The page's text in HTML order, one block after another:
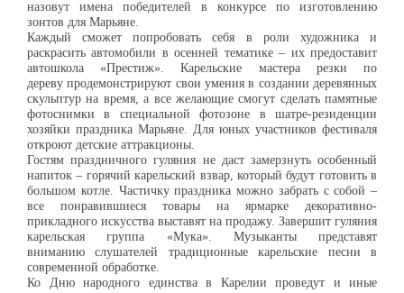
назовут имена победителей в конкурсе по изготовлению
зонтов для Марьяне.
Каждый сможет попробовать себя в роли художника и
раскрасить автомобили в осенней тематике – их предоставит
автошкола «Престиж». Карельские мастера резки по
дереву продемонстрируют свои умения в создании деревянных
скульптур на время, а все желающие смогут сделать памятные
фотоснимки в специальной фотозоне в шатре-резиденции
хозяйки праздника Марьяне. Для юных участников фестиваля
откроют детские аттракционы.
Гостям праздничного гуляния не даст замерзнуть особенный
напиток – горячий карельский взвар, который будут готовить в
большом котле. Частичку праздника можно забрать с собой –
все понравившиеся товары на
ярмарке декоративно-
прикладного искусства выставят на продажу. Завершит гуляния
карельская группа «Мука». Музыканты представят
вниманию
слушателей традиционные карельские песни в
современной обработке.
Ко Дню народного единства в Карелии проведут и иные